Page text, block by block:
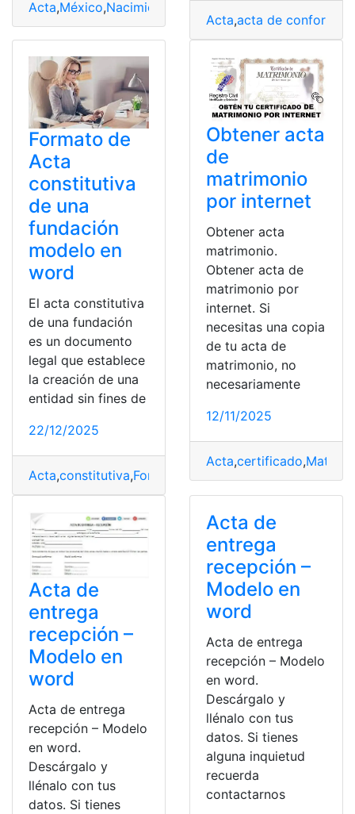
Acta,México,Nacimiento
Acta,acta de
Formato de
Acta
constitutiva
de una
fundación
modelo en
word
El acta constitutiva
de una fundación
es un documento
legal que establece
la creación de una
entidad sin fines de
22/12/2025
Acta,constitutiva,Formato
Obtener acta
de
matrimonio
por internet
Obtener acta
matrimonio.
Obtener acta de
matrimonio por
internet. Si
necesitas una copia
de tu acta de
matrimonio, no
necesariamente
12/11/2025
Acta,certificado,
Acta de
entrega
recepción –
Modelo en
word
Acta de entrega
recepción – Modelo
en word.
Descárgalo y
llénalo con tus
datos. Si tienes
Acta de
entrega
recepción –
Modelo en
word
Acta de entrega
recepción – Modelo
en word.
Descárgalo y
llénalo con tus
datos. Si tienes
alguna inquietud
recuerda
contactarnos